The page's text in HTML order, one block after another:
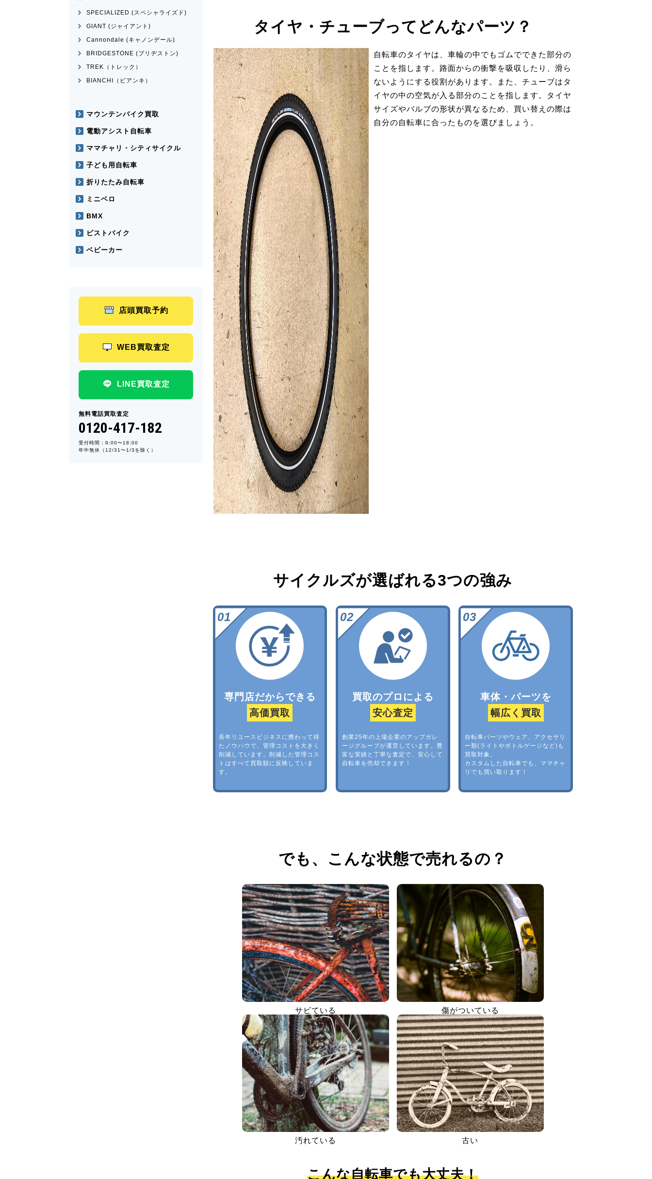
タイヤ・チューブってどんなパーツ？
自転車のタイヤは、車輪の中でもゴムでできた部分の
ことを指します。路面からの衝撃を吸収したり、滑ら
ないようにする役割があります。また、チューブはタ
イヤの中の空気が入る部分のことを指します。タイヤ
サイズやバルブの形状が異なるため、買い替えの際は
自分の自転車に合ったものを選びましょう。
サイクルズが選ばれる3つの強み
専門店だからできる
高価買取
長年リユースビジネスに携わって得
たノウハウで、管理コストを大きく
削減しています。削減した管理コス
トはすべて買取額に反映していま
す。
買取のプロによる
安心査定
創業25年の上場企業のアップガレ
ージグループが運営しています。豊
富な実績と丁寧な査定で、安心して
自転車を売却できます！
車体・パーツを
幅広く買取
自転車パーツやウェア、アクセサリ
ー類(ライトやボトルゲージなど)も
買取対象。
カスタムした自転車でも、ママチャ
リでも買い取ります！
でも、 こんな状態で売れるの？
サビている 傷がついている
汚れている 古い
こんな自転車でも大丈夫！
SPECIALIZED (スペシャライズド)
GIANT (ジャイアント)
Cannondale (キャノンデール)
BRIDGESTONE (ブリヂストン)
TREK（トレック）
BIANCHI（ビアンキ）
マウンテンバイク買取
電動アシスト自転車
ママチャリ・シティサイクル
子ども用自転車
折りたたみ自転車
ミニベロ
BMX
ピストバイク
ベビーカー
店頭買取予約
WEB買取査定
LINE買取査定
無料電話買取査定
0120-417-182
受付時間：9:00〜18:00
年中無休（12/31〜1/3を除く）